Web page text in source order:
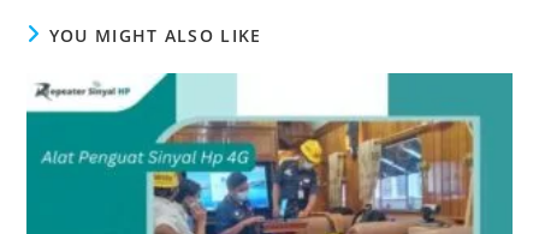
YOU MIGHT ALSO LIKE